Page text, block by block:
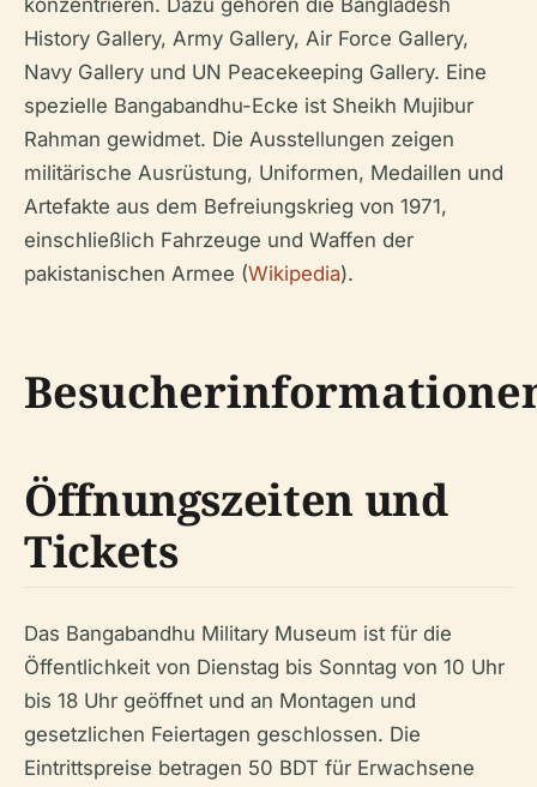
History Gallery, Army Gallery, Air Force Gallery,
Navy Gallery und UN Peacekeeping Gallery. Eine
spezielle Bangabandhu-Ecke ist Sheikh Mujibur
Rahman gewidmet. Die Ausstellungen zeigen
militärische Ausrüstung, Uniformen, Medaillen und
Artefakte aus dem Befreiungskrieg von 1971,
einschließlich Fahrzeuge und Waffen der
pakistanischen Armee (Wikipedia).
Öffnungszeiten und
Tickets
Das Bangabandhu Military Museum ist für die
Öffentlichkeit von Dienstag bis Sonntag von 10 Uhr
bis 18 Uhr geöffnet und an Montagen und
gesetzlichen Feiertagen geschlossen. Die
Eintrittspreise betragen 50 BDT für Erwachsene